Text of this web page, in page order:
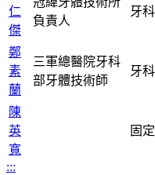
仁
傑
負責人
牙
鄭
素
蘭
三軍總醫院牙科
部牙體技術師
牙
陳
英
寬
固
:::